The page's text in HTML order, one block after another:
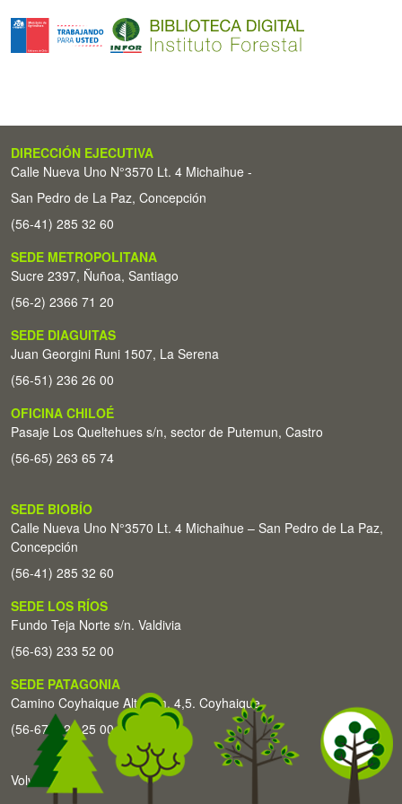
DIRECCIÓN EJECUTIVA
Calle Nueva Uno N°3570 Lt. 4 Michaihue -
San Pedro de La Paz, Concepción
(56-41) 285 32 60
SEDE METROPOLITANA
Sucre 2397, Ñuñoa, Santiago
(56-2) 2366 71 20
SEDE DIAGUITAS
Juan Georgini Runi 1507, La Serena
(56-51) 236 26 00
OFICINA CHILOÉ
Pasaje Los Queltehues s/n, sector de Putemun, Castro
(56-65) 263 65 74
SEDE BIOBÍO
Calle Nueva Uno N°3570 Lt. 4 Michaihue – San Pedro de La Paz,
Concepción
(56-41) 285 32 60
SEDE LOS RÍOS
Fundo Teja Norte s/n. Valdivia
(56-63) 233 52 00
SEDE PATAGONIA
Camino Coyhaique Alto Km. 4,5. Coyhaique
(56-67) 226 25 00
Volver arriba